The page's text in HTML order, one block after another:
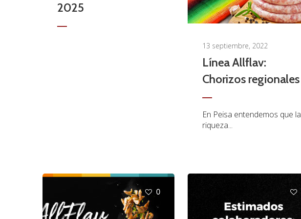
2025
13 septiembre, 2022
Línea Allflav:
Chorizos regionales
En Peisa entendemos que la
riqueza...
0